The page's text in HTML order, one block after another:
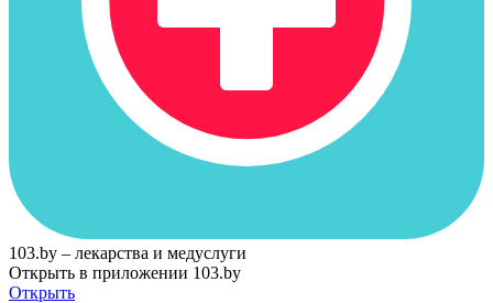
103.by – лекарства и медуслуги
Открыть в приложении 103.by
Открыть